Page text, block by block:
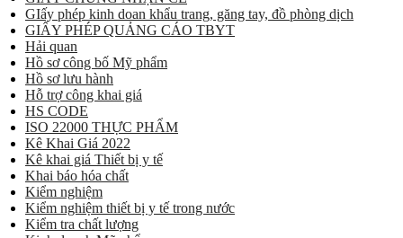
GIấy phép kinh doan khẩu trang, găng tay, đồ phòng dịch
GIẤY PHÉP QUẢNG CÁO TBYT
Hải quan
Hồ sơ công bố Mỹ phẩm
Hồ sơ lưu hành
Hỗ trợ công khai giá
HS CODE
ISO 22000 THỰC PHẨM
Kê Khai Giá 2022
Kê khai giá Thiết bị y tế
Khai báo hóa chất
Kiểm nghiệm
Kiểm nghiệm thiết bị y tế trong nước
Kiểm tra chất lượng